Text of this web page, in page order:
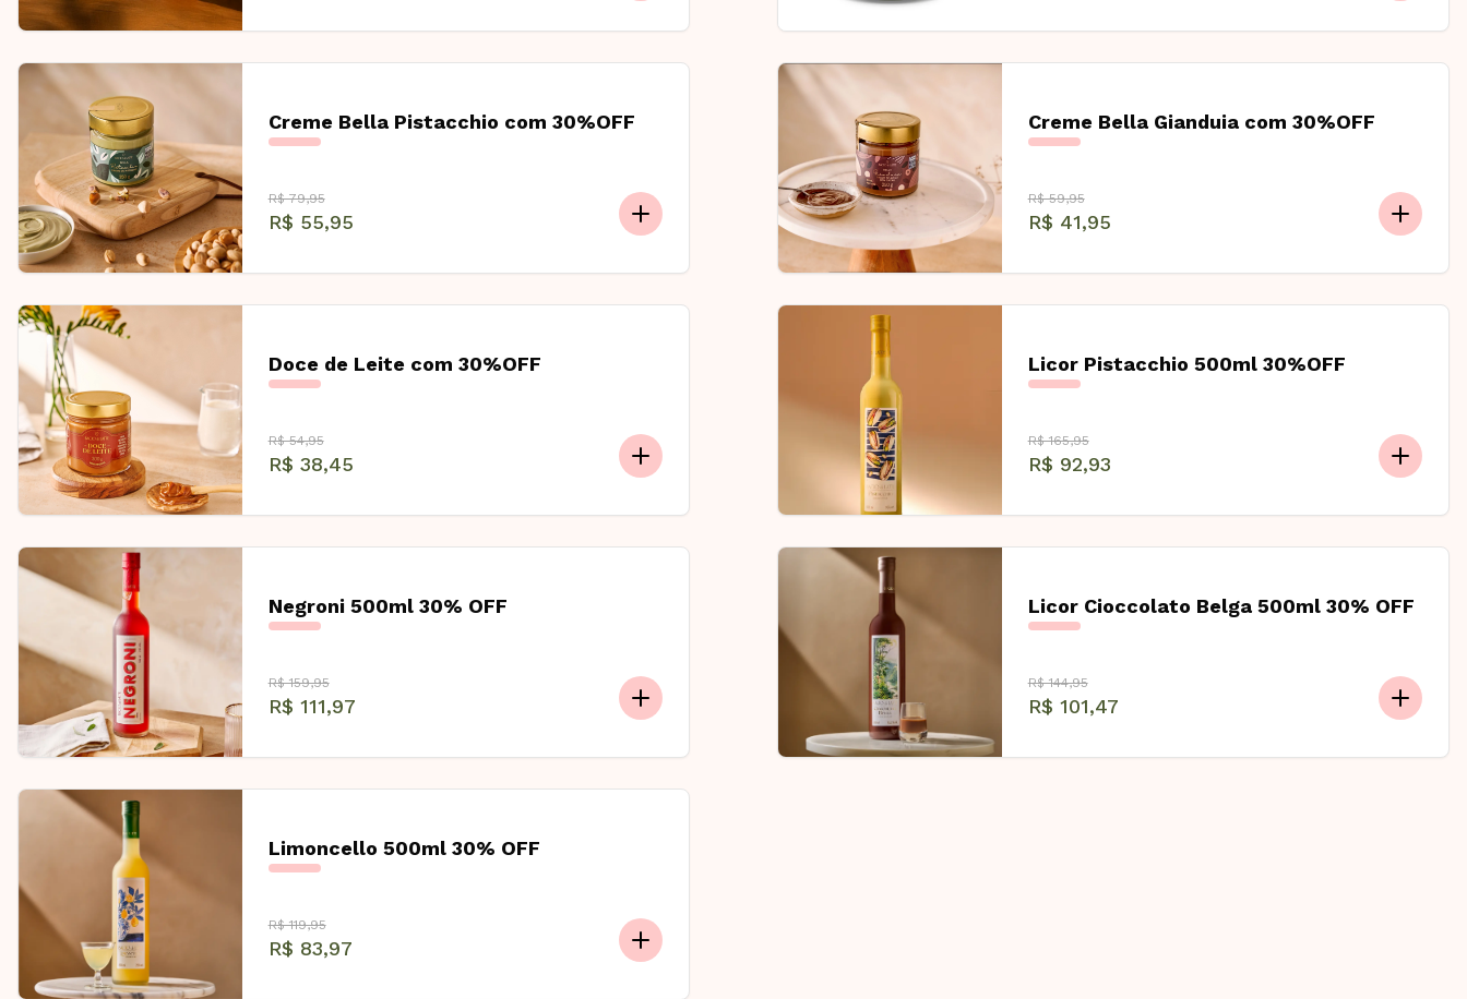
Creme Bella Pistacchio com 30%OFF
R$ 79,95
R$ 55,95
Creme Bella Gianduia com 30%OFF
R$ 59,95
R$ 41,95
Doce de Leite com 30%OFF
R$ 54,95
R$ 38,45
Licor Pistacchio 500ml 30%OFF
R$ 165,95
R$ 92,93
Negroni 500ml 30% OFF
R$ 159,95
R$ 111,97
Licor Cioccolato Belga 500ml 30% OFF
R$ 144,95
R$ 101,47
Limoncello 500ml 30% OFF
R$ 119,95
R$ 83,97